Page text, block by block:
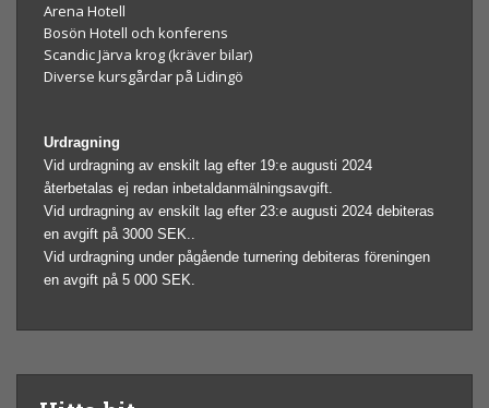
Arena Hotell
Bosön Hotell och konferens
Scandic Järva krog (kräver bilar)
Diverse kursgårdar på Lidingö
Urdragning
Vid urdragning av enskilt lag efter 19:e augusti 2024
återbetalas ej redan inbetaldanmälningsavgift.
Vid urdragning av enskilt lag efter 23:e augusti 2024 debiteras
en avgift på 3000 SEK..
Vid urdragning under pågående turnering debiteras föreningen
en avgift på 5 000 SEK.